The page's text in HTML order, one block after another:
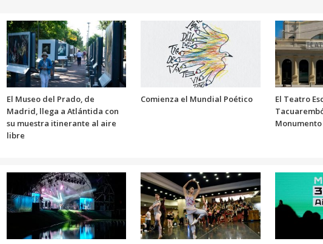
El Museo del Prado, de
Madrid, llega a Atlántida con
su muestra itinerante al aire
libre
Comienza el Mundial Poético
El Teatro